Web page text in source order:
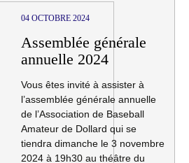
04 OCTOBRE 2024
Assemblée générale
annuelle 2024
Vous êtes invité à assister à
l’assemblée générale annuelle
de l’Association de Baseball
Amateur de Dollard qui se
tiendra dimanche le 3 novembre
2024 à 19h30 au théâtre du